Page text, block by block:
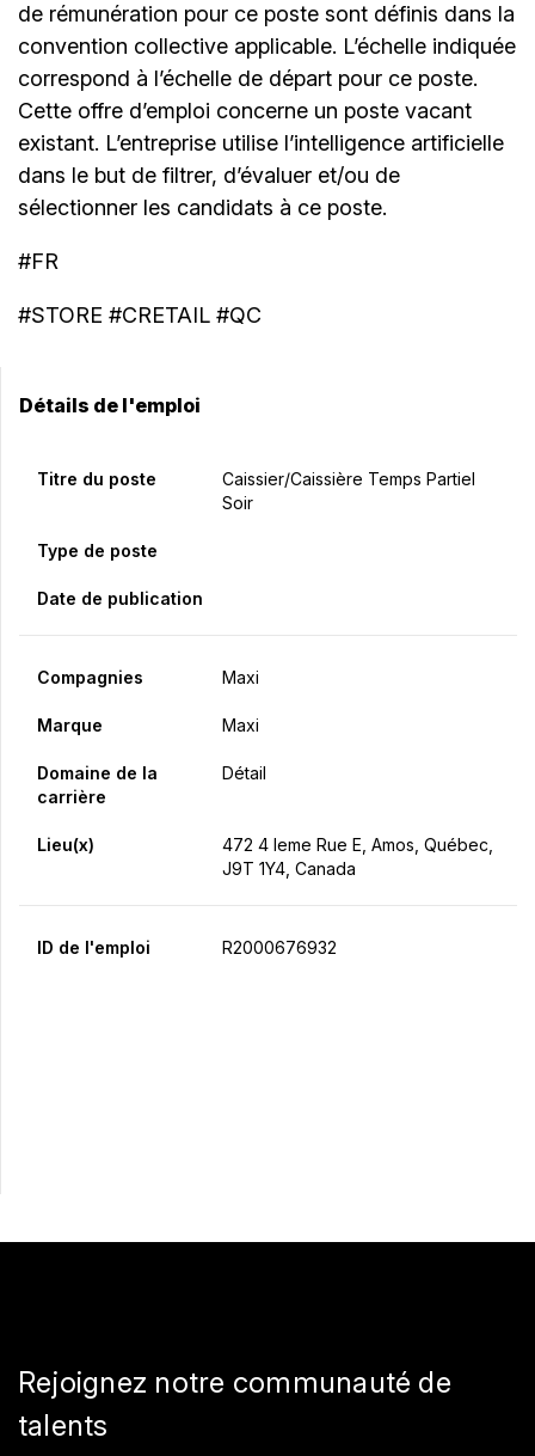
de rémunération pour ce poste sont définis dans la
convention collective applicable. L’échelle indiquée
correspond à l’échelle de départ pour ce poste.
Cette offre d’emploi concerne un poste vacant
existant. L’entreprise utilise l’intelligence artificielle
dans le but de filtrer, d’évaluer et/ou de
sélectionner les candidats à ce poste.
#FR
#STORE #CRETAIL #QC
Détails de l'emploi
Titre du poste
Caissier/caissière Temps Partiel
Soir
Type de poste
Date de publication
Compagnies Maxi
Marque Maxi
Domaine de la
carrière
Détail
Lieu(x)
472 4 Ieme Rue E, Amos, Québec,
J9T 1Y4, Canada
ID de l'emploi R2000676932
Rejoignez notre communauté de
talents